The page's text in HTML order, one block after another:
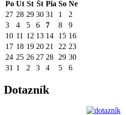
Po Ut St Št Pia So Ne
27 28 29 30 31 1
2
3
4 5 6 7 8
9
10 11 12 13 14 15 16
17 18 19 20 21 22 23
24 25 26 27 28 29 30
31 1 2 3 4 5 6
Dotazník